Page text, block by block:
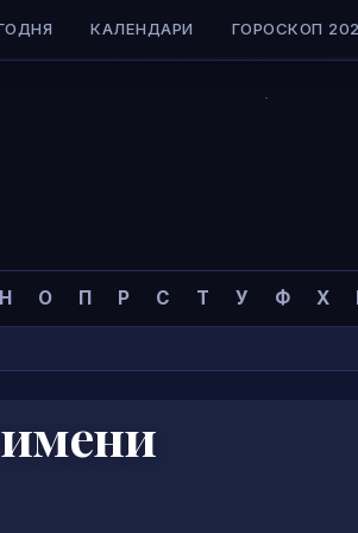
КАЛЕНДАРИ ГОРОСКОП
Н О П Р С Т У Ф Х